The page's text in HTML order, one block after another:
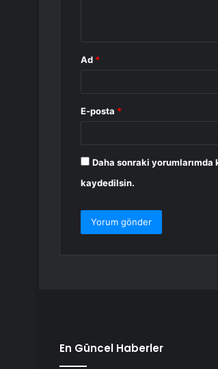
Ad *
E-posta *
Daha sonraki yorumlarımda
kaydedilsin.
En Güncel Haberler